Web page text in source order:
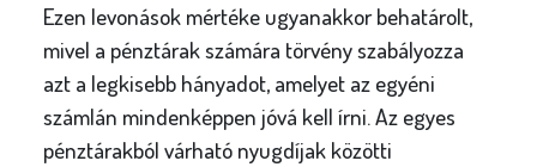
Ezen levonások mértéke ugyanakkor behatárolt,
mivel a pénztárak számára törvény szabályozza
azt a legkisebb hányadot, amelyet az egyéni
számlán mindenképpen jóvá kell írni. Az egyes
pénztárakból várható nyugdíjak közötti